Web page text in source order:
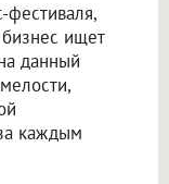
ищет
данный
каждым